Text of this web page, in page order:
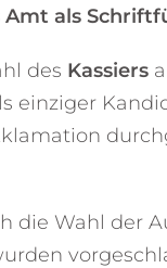
Amt als
des Kassiers
einziger
die Wahl der